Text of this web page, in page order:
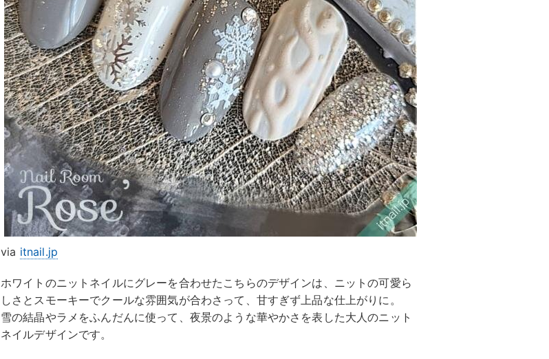
via itnail.jp
ホワイトのニットネイルにグレーを合わせたこちらのデザインは、ニットの可愛ら
しさとスモーキーでクールな雰囲気が合わさって、甘すぎず上品な仕上がりに。
雪の結晶やラメをふんだんに使って、夜景のような華やかさを表した大人のニット
ネイルデザインです。